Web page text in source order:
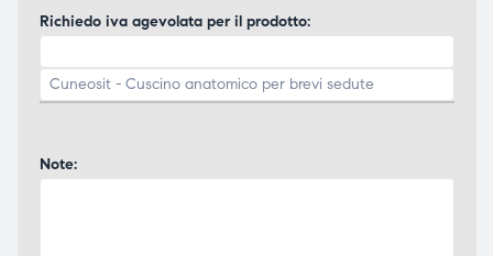
Richiedo iva agevolata per il prodotto:
Note: